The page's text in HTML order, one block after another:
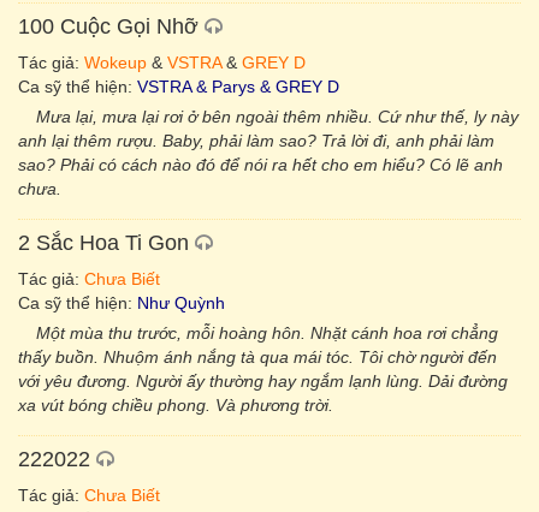
100 Cuộc Gọi Nhỡ
Tác giả: Wokeup & VSTRA& GREY D
Ca sỹ thể hiện: VSTRA & Parys & GREY D
Mưa lại, mưa lại rơi ở bên ngoài thêm nhiều. Cứ như thế, ly này
anh lại thêm rượu. Baby, phải làm sao? Trả lời đi, anh phải làm
sao? Phải có cách nào đó để nói ra hết cho em hiểu? Có lẽ anh
chưa.
2 Sắc Hoa Ti Gon
Tác giả: Chưa Biết
Ca sỹ thể hiện: Như Quỳnh
Một mùa thu trước, mỗi hoàng hôn. Nhặt cánh hoa rơi chẳng
thấy buồn. Nhuộm ánh nắng tà qua mái tóc. Tôi chờ người đến
với yêu đương. Người ấy thường hay ngắm lạnh lùng. Dải đường
xa vút bóng chiều phong. Và phương trời.
222022
Tác giả: Chưa Biết